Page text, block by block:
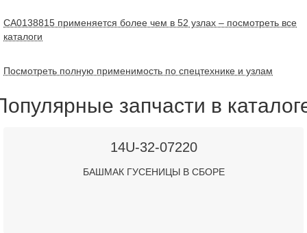
CA0138815 применяется более чем в 52 узлах – посмотреть все
каталоги
Посмотреть полную применимость по спецтехнике и узлам
запчасти в
14U-32-07220
БАШМАК ГУСЕНИЦЫ В СБОРЕ